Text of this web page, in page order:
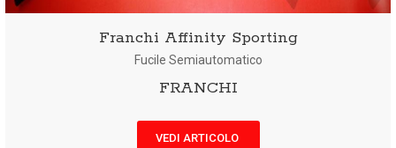
Franchi Affinity Sporting
Fucile Semiautomatico
FRANCHI
VEDI ARTICOLO